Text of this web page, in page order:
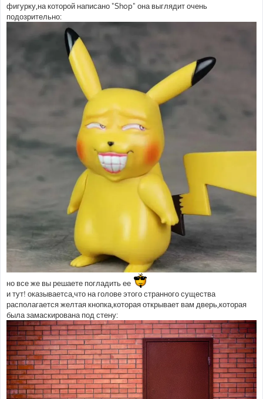
фигурку,на которой написано "Shop" она выглядит очень
подозрительно:
но все же вы решаете погладить ее
и тут! оказываетса,что на голове этого странного существа
располагается желтая кнопка,которая открывает вам дверь,которая
была замаскирована под стену: